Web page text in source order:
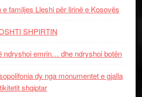
familjes Lleshi për lirinë e Kosovës
SHPIRTIN
ndryshoi emrin… dhe ndryshoi botën
dy nga monumentet e gjalla
shqiptar